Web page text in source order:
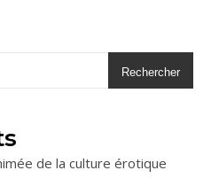
Rechercher
de la culture érotique